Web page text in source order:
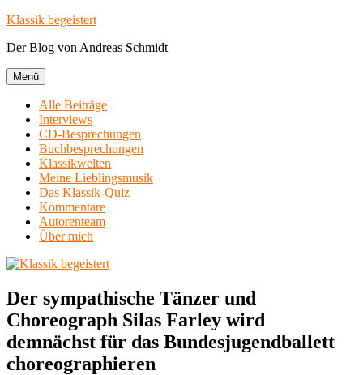
Zum
springen
Klassik begeistert
Der Blog von Andreas Schmidt
Menü
Alle Beiträge
Interviews
CD-Besprechungen
Buchbesprechungen
Klassikwelten
Meine Lieblingsmusik
Das Klassik-Quiz
Kommentare
Autorenteam
Über mich
Der sympathische Tänzer und
Choreograph Silas Farley wird
demnächst für das Bundesjugendballett
choreographieren